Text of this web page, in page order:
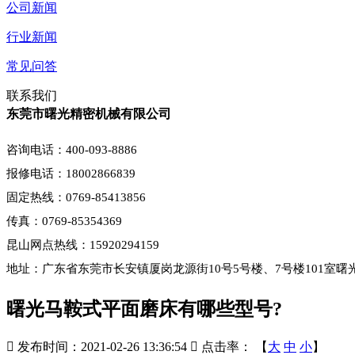
公司新闻
行业新闻
常见问答
联系我们
东莞市曙光精密机械有限公司
咨询电话：400-093-8886
报修电话：18002866839
固定热线：0769-85413856
传真：0769-85354369
昆山网点热线：15920294159
地址：广东省东莞市长安镇厦岗龙源街10号5号楼、7号楼101室曙
曙光马鞍式平面磨床有哪些型号?
 发布时间：2021-02-26 13:36:54  点击率： 【 大 中 小】